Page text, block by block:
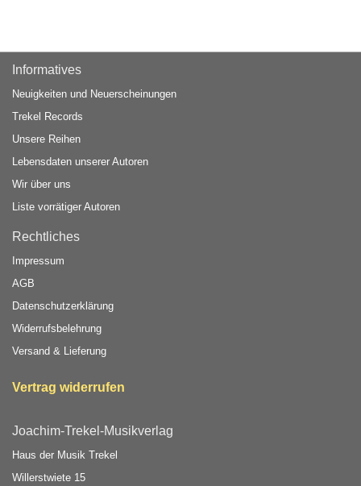
Informatives
Neuigkeiten und Neuerscheinungen
Trekel Records
Unsere Reihen
Lebensdaten unserer Autoren
Wir über uns
Liste vorrätiger Autoren
Rechtliches
Impressum
AGB
Datenschutzerklärung
Widerrufsbelehrung
Versand & Lieferung
Vertrag widerrufen
Joachim-Trekel-Musikverlag
Haus der Musik Trekel
Willerstwiete 15